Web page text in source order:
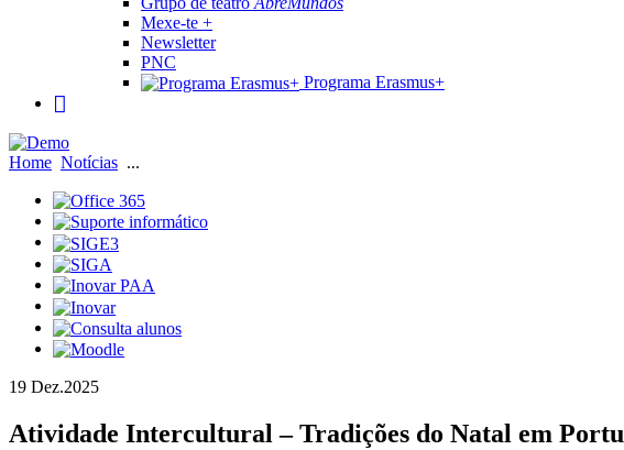
Mexe-te +
Newsletter
PNC
Programa Erasmus+
Home Notícias ...
19 Dez.2025
Atividade Intercultural – Tradições do Natal em